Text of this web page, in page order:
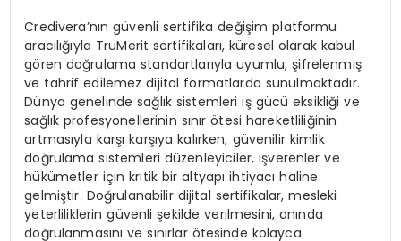
Credivera’nın güvenli sertifika değişim platformu
aracılığıyla TruMerit sertifikaları, küresel olarak kabul
gören doğrulama standartlarıyla uyumlu,şifrelenmiş
ve tahrif edilemez dijital formatlarda sunulmaktadır.
Dünya genelinde sağlık sistemleri iş gücüeksikliği ve
sağlık profesyonellerinin sınırötesi hareketliliğinin
artmasıyla karşıkarşıya kalırken, güvenilir kimlik
doğrulama sistemleri düzenleyiciler, işverenler ve
hükümetler için kritik bir altyapıihtiyacıhaline
gelmiştir. Doğrulanabilir dijital sertifikalar, mesleki
yeterliliklerin güvenlişekilde verilmesini, anında
doğrulanmasınıve sınırlar ötesinde kolayca